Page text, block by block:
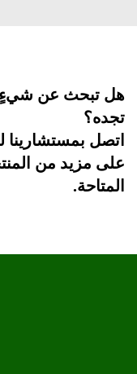
هل تبحث عن شيءٍ
تجده؟
اتصل
على مزيد من
المتاحة.